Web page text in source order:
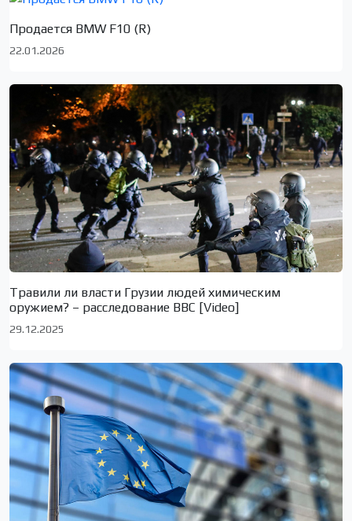
Продается BMW F10 (R)
22.01.2026
Травили ли власти Грузии людей химическим
оружием? – расследование BBC [Video]
29.12.2025